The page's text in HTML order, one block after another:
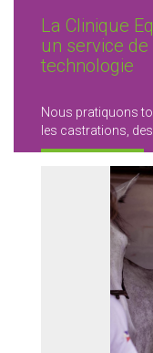
La Clinique
un service
technologie
Nous pratiquons
les castrations, des
LIRE LA SUITE